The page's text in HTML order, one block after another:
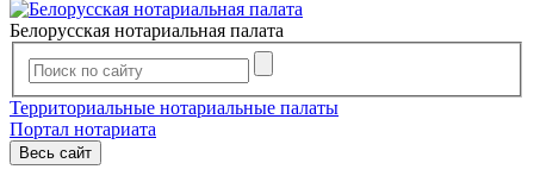
Белорусская нотариальная палата
Территориальные нотариальные палаты
Портал нотариата
Весь сайт